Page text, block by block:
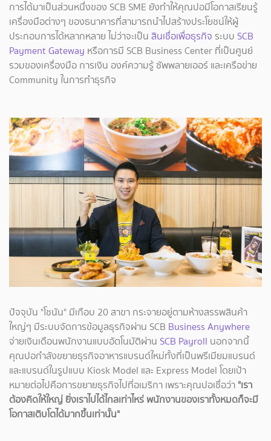
การได้มาเป็นส่วนหนึ่งของ SCB SME ยังทำให้คุณปอมีโอกาสเรียนรู้
เครื่องมือต่างๆ ของธนาคารที่สามารถนำไปสร้างประโยชน์ให้ผู้
ประกอบการได้หลากหลาย ไม่ว่าจะเป็น สินเชื่อเพื่อธุรกิจ ระบบ SCB
Payment Gateway หรือการมี SCB Business Center ที่เป็นศูนย์
รวมของเครื่องมือ การเงิน องค์ความรู้ ซัพพลายเออร์ และเครือข่าย
Community ในการทำธุรกิจ
ปัจจุบัน "โชนัน" มีเกือบ 20 สาขา กระจายอยู่ตามห้างสรรพสินค้า
ใหญ่ๆ มีระบบจัดการข้อมูลธุรกิจผ่าน SCB Business Anywhere
จ่ายเงินเดือนพนักงานแบบอัตโนมัติผ่าน SCB Payroll นอกจากนี้
คุณปอกำลังขยายธุรกิจอาหารแบรนด์ใหม่ทั้งที่เป็นพรีเมียมแบรนด์
และแบรนด์ในรูปแบบ Kiosk Model และ Express Model โดยเป้า
หมายต่อไปคือการขยายธุรกิจไปที่อเมริกา เพราะคุณปอเชื่อว่า "เรา
ต้องคิดให้ใหญ่ ยิ่งเราไปได้ไกลเท่าไหร่ พนักงานของเราทั้งหมดก็จะมี
โอกาสเติบโตได้มากขึ้นเท่านั้น"